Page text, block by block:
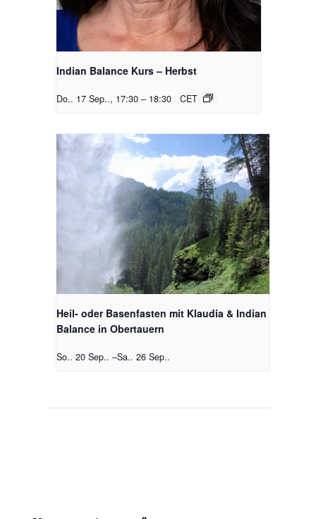
Indian Balance Kurs – Herbst
Do.. 17 Sep.., 17:30 – 18:30 CET
Heil- oder Basenfasten mit Klaudia & Indian
Balance in Obertauern
So.. 20 Sep.. –Sa.. 26 Sep..